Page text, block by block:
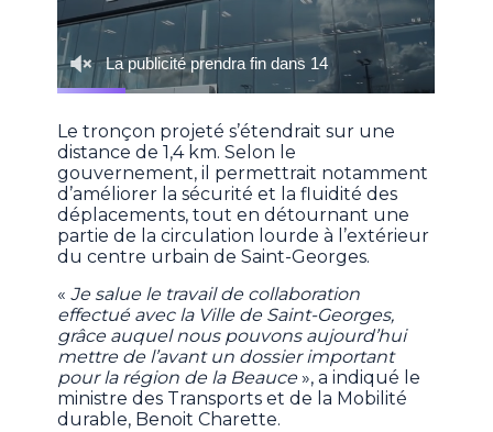
Le tronçon projeté s’étendrait sur une
distance de 1,4 km. Selon le
gouvernement, il permettrait notamment
d’améliorer la sécurité et la fluidité des
déplacements, tout en détournant une
partie de la circulation lourde à l’extérieur
du centre urbain de Saint-Georges.
«Je salue le travail de collaboration
effectué avec la Ville de Saint-Georges,
grâce auquel nous pouvons aujourd’hui
mettre de l’avant un dossier important
pour la région de la Beauce», a indiqué le
ministre des Transports et de la Mobilité
durable, Benoit Charette.